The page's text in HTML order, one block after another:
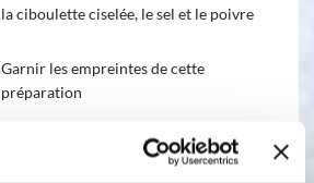
la ciboulette ciselée, le sel et le poivre
Garnir les empreintes de cette
préparation
Enfourner dans un four préchauffé à
180° et laisser cuire pendant 30 mn